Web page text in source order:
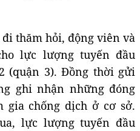
thăm hỏi, động viên và
lực lượng tuyến đầu
(quận 3). Đồng thời gửi
ghi nhận những đóng
gia chống dịch ở cơ sở.
lực lượng tuyến đầu